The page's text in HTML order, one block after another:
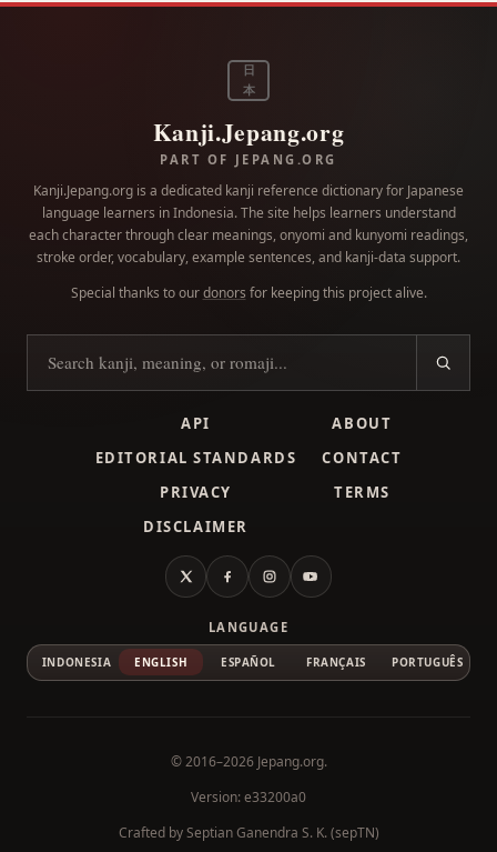
日
本
Kanji.Jepang.org
PART OF JEPANG.ORG
Kanji.Jepang.org is a dedicated kanji reference dictionary for Japanese
language learners in Indonesia. The site helps learners understand
each character through clear meanings, onyomi and kunyomi readings,
stroke order, vocabulary, example sentences, and kanji-data support.
Special thanks to ourdonors for keeping this project alive.
Search kanji
API
ABOUT
EDITORIAL STANDARDS
CONTACT
PRIVACY
TERMS
DISCLAIMER
X FacebookInstagramYouTube
LANGUAGE
INDONESIA ENGLISH ESPAÑOL FRANÇAIS PORTUGUÊS
© 2016–2026 Jepang.org.
Version: e33200a0
Crafted bySeptian Ganendra S. K. (sepTN)